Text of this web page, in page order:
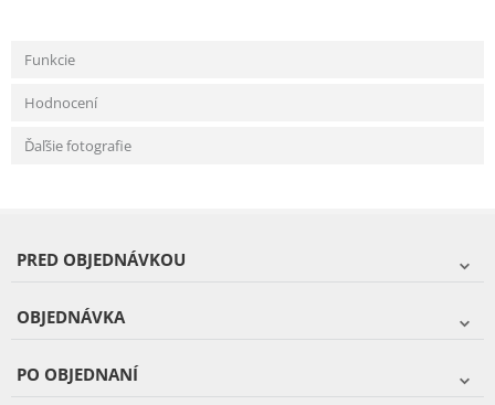
Funkcie
Hodnocení
Ďaľšie fotografie
PRED OBJEDNÁVKOU
OBJEDNÁVKA
PO OBJEDNANÍ